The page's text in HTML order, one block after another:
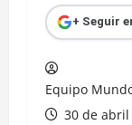
+ Seguir
Equipo
30 de abril